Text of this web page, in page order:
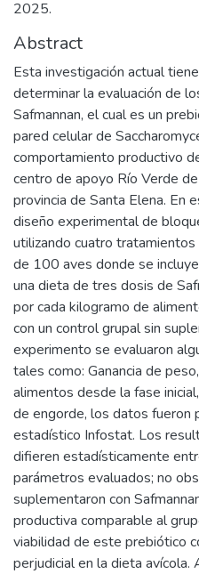
2025.
Abstract
Esta investigación actual
determinar la evaluación de
Safmannan, el cual es un
pared celular de
comportamiento productivo
centro de apoyo Río Verde
provincia de Santa Elena. En
diseño experimental de
utilizando cuatro
de 100 aves donde se
una dieta de tres dosis de
por cada kilogramo de
con un control grupal sin
experimento se evaluaron
tales como: Ganancia de
alimentos desde la fase
de engorde, los datos fueron
estadístico Infostat. Los
difieren estadísticamente
parámetros evaluados; no
suplementaron con
productiva comparable al
viabilidad de este prebiótico
perjudicial en la dieta avícola.